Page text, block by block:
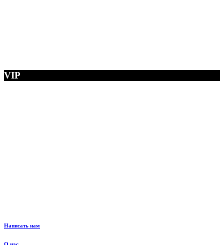
VIP
Написать нам